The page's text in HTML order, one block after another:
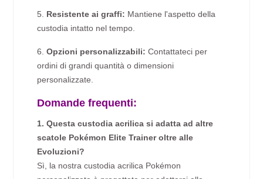
5. Resistente ai graffi: Mantiene l'aspetto della
custodia intatto nel tempo.
6.Opzioni personalizzabili: Contattateci per
ordini di grandi quantità o dimensioni
personalizzate.
Domande frequenti:
1. Questa custodia acrilica si adatta ad altre
scatole Pokémon Elite Trainer oltre alle
Evoluzioni?
Sì, la nostra custodia acrilica Pokémon